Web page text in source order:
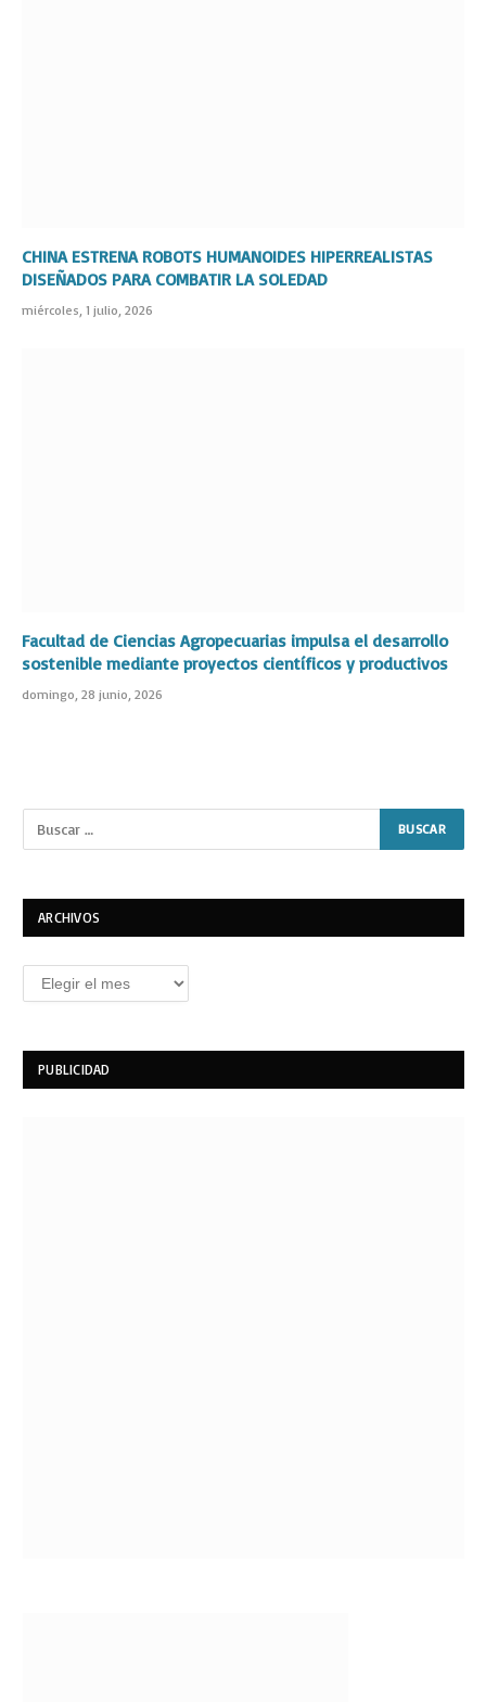
CHINA ESTRENA ROBOTS HUMANOIDES HIPERREALISTAS
DISEÑADOS PARA COMBATIR LA SOLEDAD
miércoles, 1 julio, 2026
Facultad de Ciencias Agropecuarias impulsa el desarrollo
sostenible mediante proyectos científicos y productivos
domingo, 28 junio, 2026
ARCHIVOS
Archivos
PUBLICIDAD